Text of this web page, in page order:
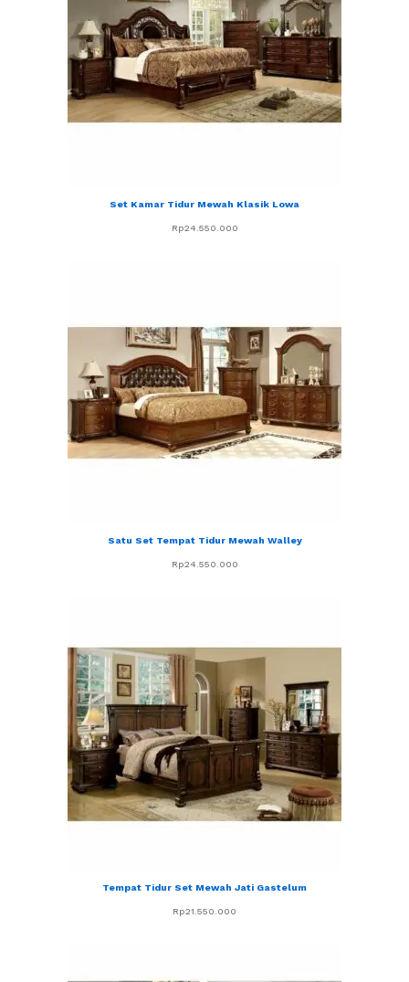
Set Kamar Tidur Mewah Klasik Lowa
Rp24.550.000
Satu Set Tempat Tidur Mewah Walley
Rp24.550.000
Tempat Tidur Set Mewah Jati Gastelum
Rp21.550.000